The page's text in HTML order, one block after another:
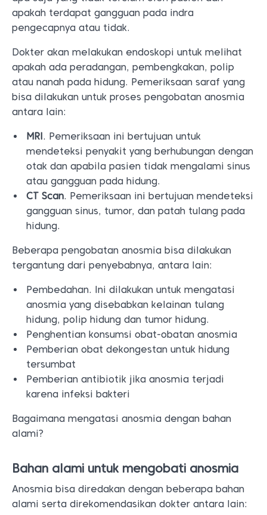
apakah terdapat gangguan pada indra
pengecapnya atau tidak.
Dokter akan melakukan endoskopi untuk melihat
apakah ada peradangan, pembengkakan, polip
atau nanah pada hidung. Pemeriksaan saraf yang
bisa dilakukan untuk proses pengobatan anosmia
antara lain:
MRI. Pemeriksaan ini bertujuan untuk
mendeteksi penyakit yang berhubungan dengan
otak dan apabila pasien tidak mengalami sinus
atau gangguan pada hidung.
CT Scan. Pemeriksaan ini bertujuan mendeteksi
gangguan sinus, tumor, dan patah tulang pada
hidung.
Beberapa pengobatan anosmia bisa dilakukan
tergantung dari penyebabnya, antara lain:
Pembedahan. Ini dilakukan untuk mengatasi
anosmia yang disebabkan kelainan tulang
hidung, polip hidung dan tumor hidung.
Penghentian konsumsi obat-obatan anosmia
Pemberian obat dekongestan untuk hidung
tersumbat
Pemberian antibiotik jika anosmia terjadi
karena infeksi bakteri
Bagaimana mengatasi anosmia dengan bahan
alami?
Bahan alami untuk mengobati anosmia
Anosmia bisa diredakan dengan beberapa bahan
alami serta direkomendasikan dokter antara lain: